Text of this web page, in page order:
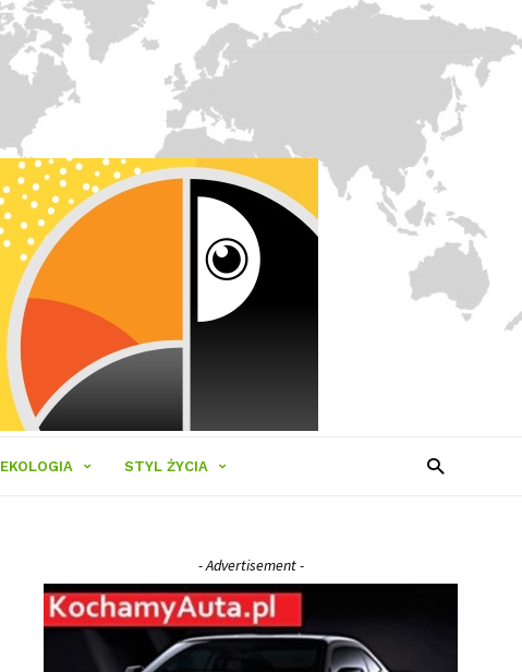
EKOLOGIA STYL ŻYCIA
- Advertisement -